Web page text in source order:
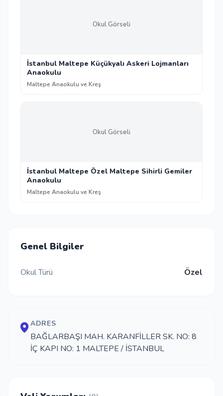
Okul Görseli
İstanbul Maltepe Küçükyalı Askeri Lojmanları
Anaokulu
Maltepe Anaokulu ve Kreş
Okul Görseli
İstanbul Maltepe Özel Maltepe Sihirli Gemiler
Anaokulu
Maltepe Anaokulu ve Kreş
Genel Bilgiler
Okul Türü Özel
ADRES
BAĞLARBAŞI MAH. KARANFİLLER SK. NO: 8
İÇ KAPI NO: 1 MALTEPE / İSTANBUL